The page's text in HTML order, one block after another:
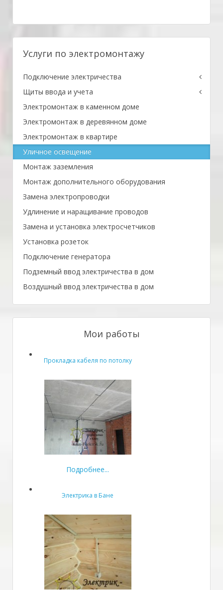
Услуги по электромонтажу
Подключение электричества
Щиты ввода и учета
Электромонтаж в каменном доме
Электромонтаж в деревянном доме
Электромонтаж в квартире
Уличное освещение
Монтаж заземления
Монтаж дополнительного оборудования
Замена электропроводки
Удлинение и наращивание проводов
Замена и установка электросчетчиков
Установка розеток
Подключение генератора
Подземный ввод электричества в дом
Воздушный ввод электричества в дом
Мои работы
Прокладка кабеля по потолку
Подробнее...
Электрика в Бане